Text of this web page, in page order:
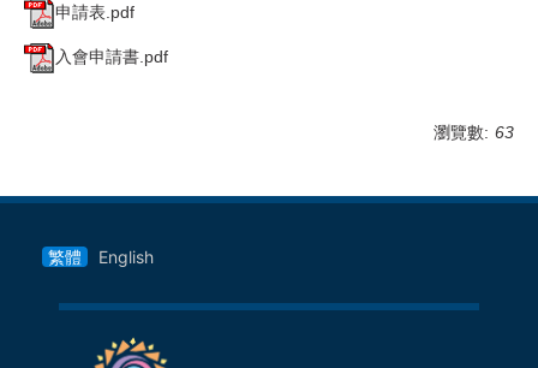
申請表.pdf
入會申請書.pdf
瀏覽數: 63
繁體 English